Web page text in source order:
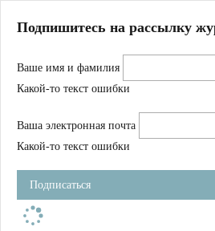
Магазин
Журнал
Школа
Устав
Фильмы
Имена
Тэги
Подпишитесь на рассылку
Ваше имя и фамилия
Какой-то текст ошибки
Ваша электронная почта
Какой-то текст ошибки
Подписаться